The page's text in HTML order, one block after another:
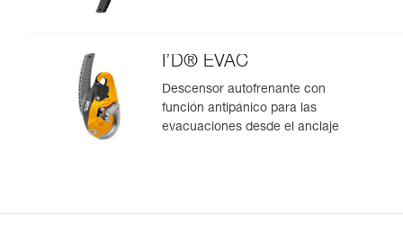
I’D® EVAC
Descensor autofrenante con
función antipánico para las
evacuaciones desde el anclaje